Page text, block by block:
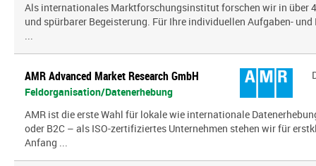
Als internationales Marktforschungsinstitut forschen wir in über
und spürbarer Begeisterung. Für Ihre individuellen Aufgaben-
...
AMR Advanced Market Research GmbH
Feldorganisation/Datenerhebung
AMR ist die erste Wahl für lokale wie internationale
oder B2C – als ISO-zertifiziertes Unternehmen stehen wir für
Anfang ...